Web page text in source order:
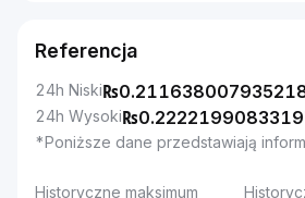
Referencja
24h Niski₨
24h Wysoki₨
*Poniższe dane przedstawiają
Historyczne maksimum